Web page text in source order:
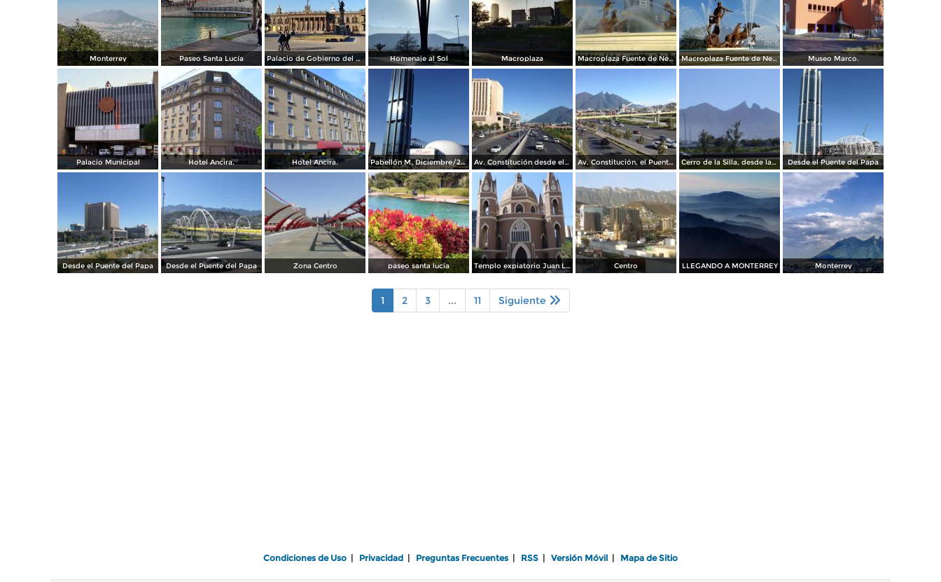
Monterrey Paseo Santa Lucía Palacio de Gobierno del Estado Homenaje al Sol Macroplaza Macroplaza Fuente de Neptuno Macroplaza Fuente de Neptuno Museo Marco.
Palacio Municipal Hotel Ancira. Hotel Ancira. Pabellón M. Diciembre/2016 Av. Constitución desde el Pabellon M. Diciembre/2016 Av. Constitución, el Puente del Papa y el cerro de La Silla. Diciembre/2016 Cerro de la Silla, desde la Clínica IMSS 23 Ginecología Desde el Puente del Papa
Desde el Puente del Papa Desde el Puente del Papa Zona Centro paseo santa lucia Templo expiatorio Juan Luis Gonzaga Centro LLEGANDO A MONTERREY Monterrey
1 2 3 ... 11 Siguiente
Condiciones de Uso Privacidad Preguntas Frecuentes RSS Versión Móvil Mapa de Sitio